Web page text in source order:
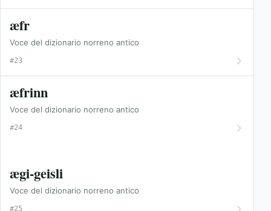
æfr
Voce del dizionario norreno antico
#23
æfrinn
Voce del dizionario norreno antico
#24
ægi-geisli
Voce del dizionario norreno antico
#25